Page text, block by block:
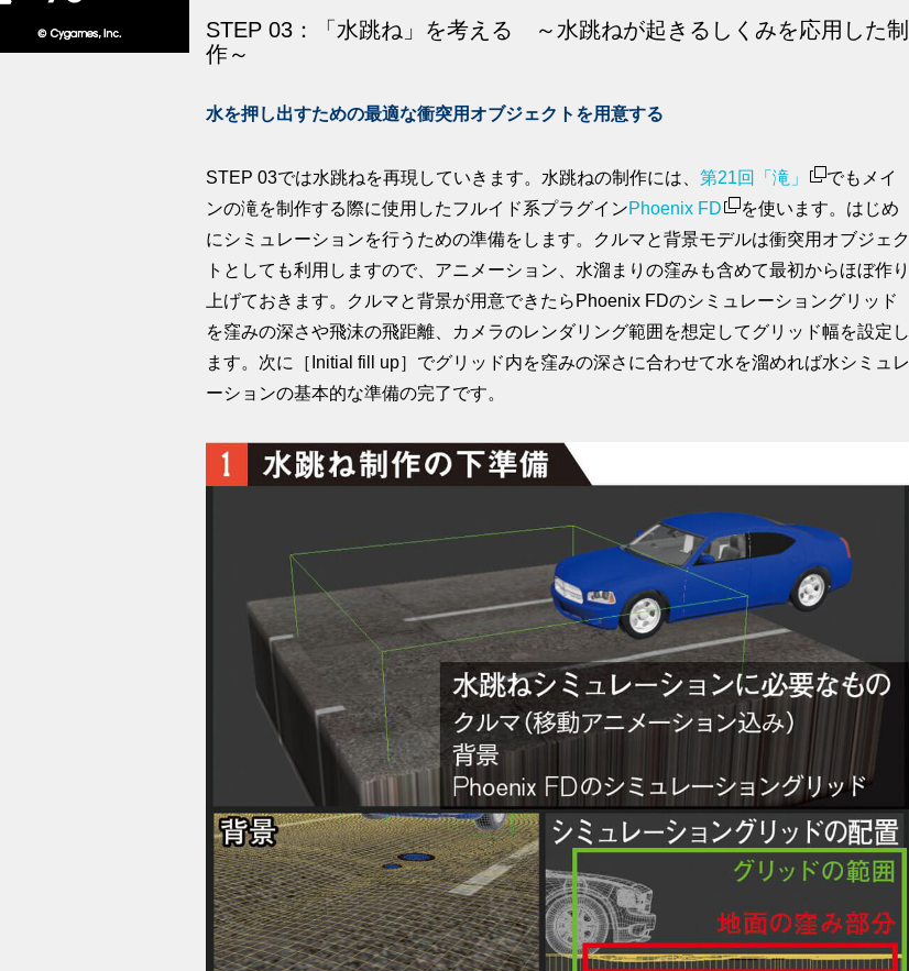
STEP 03：「水跳ね」を考える ～水跳ねが起きるしくみを応用した制
作～
水を押し出すための最適な衝突用オブジェクトを用意する
STEP 03では水跳ねを再現していきます。水跳ねの制作には、 第21回「滝」
でもメイ
ンの滝を制作する際に使用したフルイド系プラグインPhoenix FD
を使います。はじめ
にシミュレーションを行うための準備をします。クルマと背景モデルは衝突用オブジェク
トとしても利用しますので、アニメーション、水溜まりの窪みも含めて最初からほぼ作り
上げておきます。クルマと背景が用意できたらPhoenix FDのシミュレーショングリッド
を窪みの深さや飛沫の飛距離、カメラのレンダリング範囲を想定してグリッド幅を設定し
ます。次に［Initial fill up］でグリッド内を窪みの深さに合わせて水を溜めれば水シミュレ
ーションの基本的な準備の完了です。